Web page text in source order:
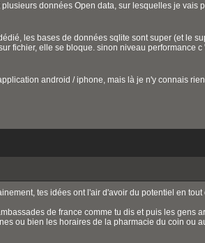
données Open data, sur lesquelles je vais
les bases de données sqlite sont super (et le
fichier, elle se bloque. sinon niveau performance
android / iphone, mais là je n'y connais
tes idées ont l'air d'avoir du potentiel en
de france comme tu dis et puis les gens
ou bien les horaires de la pharmacie du coin ou